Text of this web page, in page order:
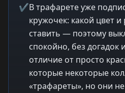
✔В трафарете уже
кружочек: какой цвет и
ставить — поэтому
спокойно, без
отличие от просто
которые некоторые
«трафареты», но они